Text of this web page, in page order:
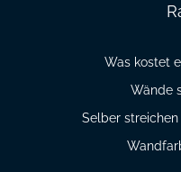
Was kostet
Wände
Selber